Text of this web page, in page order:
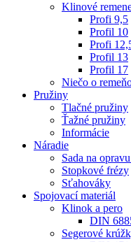
Klinové
Profi 9,5
Profil 10
Profi
Profil 13
Profil 17
Niečo o
Pružiny
Tlačné pružiny
Ťažné pružiny
Informácie
Náradie
Sada na
Stopkové frézy
Sťahováky
Spojovací materiál
Klinok a pero
DIN
Segerové